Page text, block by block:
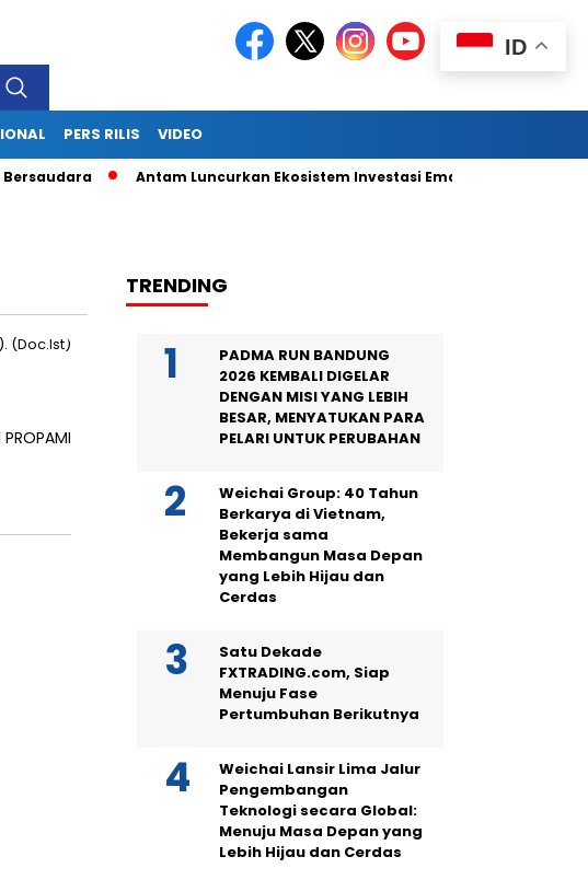
PERS RILIS VIDEO
Antam Luncurkan Ekosistem Investasi Emas Digital
TRENDING
PADMA RUN BANDUNG
2026 KEMBALI DIGELAR
DENGAN MISI YANG LEBIH
BESAR, MENYATUKAN PARA
PELARI UNTUK PERUBAHAN
Weichai Group: 40 Tahun
Berkarya di Vietnam,
Bekerja sama
Membangun Masa Depan
yang Lebih Hijau dan
Cerdas
Satu Dekade
FXTRADING.com, Siap
Menuju Fase
Pertumbuhan Berikutnya
Weichai Lansir Lima Jalur
Pengembangan
Teknologi secara Global:
Menuju Masa Depan yang
Lebih Hijau dan Cerdas
ID